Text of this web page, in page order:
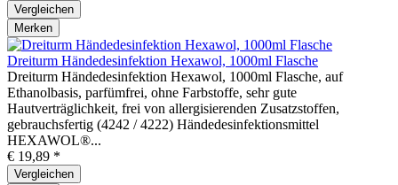
Vergleichen
Merken
Dreiturm Händedesinfektion Hexawol, 1000ml Flasche
Dreiturm Händedesinfektion Hexawol, 1000ml Flasche, auf
Ethanolbasis, parfümfrei, ohne Farbstoffe, sehr gute
Hautverträglichkeit, frei von allergisierenden Zusatzstoffen,
gebrauchsfertig (4242 / 4222) Händedesinfektionsmittel
HEXAWOL®...
€ 19,89 *
Vergleichen